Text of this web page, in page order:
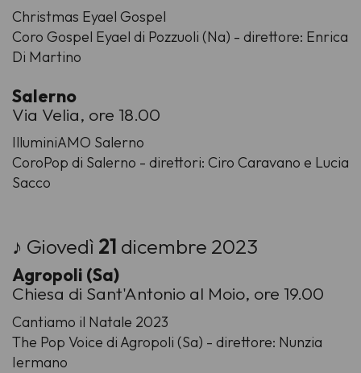
Christmas Eyael Gospel
Coro Gospel Eyael di Pozzuoli (Na) - direttore: Enrica
Di Martino
Salerno
Via Velia, ore 18.00
IlluminiAMO Salerno
CoroPop di Salerno - direttori: Ciro Caravano e Lucia
Sacco
♪ Giovedì 21 dicembre 2023
Agropoli (Sa)
Chiesa di Sant'Antonio al Moio, ore 19.00
Cantiamo il Natale 2023
The Pop Voice di Agropoli (Sa) - direttore: Nunzia
Iermano